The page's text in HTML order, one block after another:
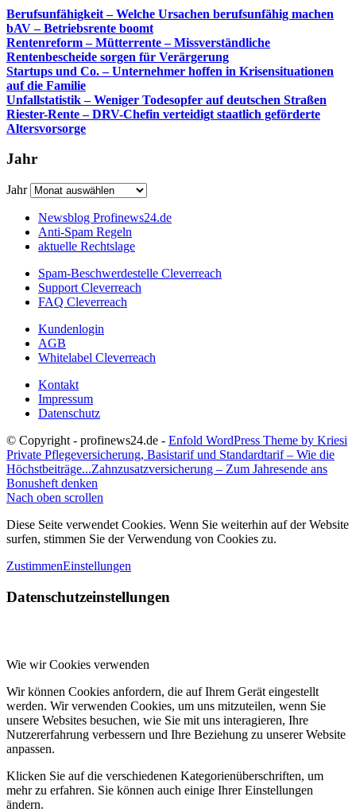
Berufsunfähigkeit – Welche Ursachen berufsunfähig machen
bAV – Betriebsrente boomt
Rentenreform – Mütterrente – Missverständliche
Rentenbescheide sorgen für Verärgerung
Startups und Co. – Unternehmer hoffen in Krisensituationen
auf die Familie
Unfallstatistik – Weniger Todesopfer auf deutschen Straßen
Riester-Rente – DRV-Chefin verteidigt staatlich geförderte
Altersvorsorge
Jahr
Jahr
Newsblog Profinews24.de
Anti-Spam Regeln
aktuelle Rechtslage
Spam-Beschwerdestelle Cleverreach
Support Cleverreach
FAQ Cleverreach
Kundenlogin
AGB
Whitelabel Cleverreach
Kontakt
Impressum
Datenschutz
© Copyright - profinews24.de - Enfold WordPress Theme by Kriesi
Private Pflegeversicherung, Basistarif und Standardtarif – Wie die
Höchstbeiträge...Zahnzusatzversicherung – Zum Jahresende ans
Bonusheft denken
Nach oben scrollen
Diese Seite verwendet Cookies. Wenn Sie weiterhin auf der Website
surfen, stimmen Sie der Verwendung von Cookies zu.
ZustimmenEinstellungen
Datenschutzeinstellungen
Wie wir Cookies verwenden
Wir können Cookies anfordern, die auf Ihrem Gerät eingestellt
werden. Wir verwenden Cookies, um uns mitzuteilen, wenn Sie
unsere Websites besuchen, wie Sie mit uns interagieren, Ihre
Nutzererfahrung verbessern und Ihre Beziehung zu unserer Website
anpassen.
Klicken Sie auf die verschiedenen Kategorienüberschriften, um
mehr zu erfahren. Sie können auch einige Ihrer Einstellungen
ändern.